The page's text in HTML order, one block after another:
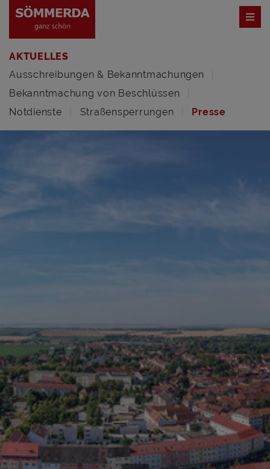
AKTUELLES
Ausschreibungen & Bekanntmachungen
Bekanntmachung von Beschlüssen
Notdienste
Straßensperrungen Presse